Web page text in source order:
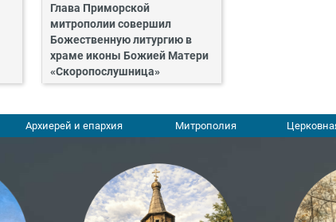
Глава Приморской
митрополии совершил
Божественную литургию в
храме иконы Божией Матери
«Скоропослушница»
Архиерей и епархия Митрополия